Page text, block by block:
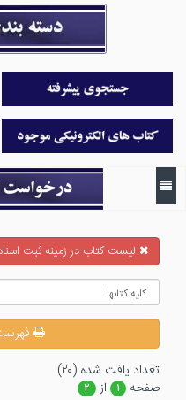
ليست كتاب در زمينه ثبت
تعداد يافت شده (۲۰)
صفحه
۱ از ۲